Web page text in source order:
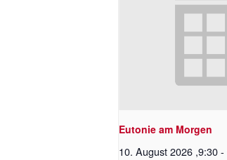
Eutonie am Morgen
10. August 2026 ,9:30-